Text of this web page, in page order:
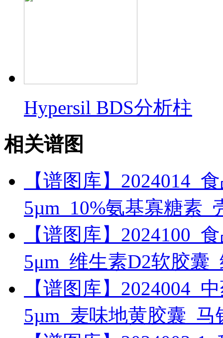
Hypersil BDS分析柱
相关谱图
【谱图库】2024014_
5µm_10%氨基寡糖素
【谱图库】2024100_
5μm_维生素D2软胶囊
【谱图库】2024004_
5µm_麦味地黄胶囊_